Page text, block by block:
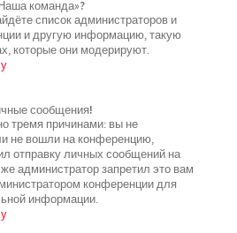
команда»?
список администраторов и
и другую информацию, такую
которые они модерируют.
сообщения!
тремя причинами: вы не
не вошли на конференцию,
отправку личных сообщений на
администратор запретил это вам
конференции для
информации.